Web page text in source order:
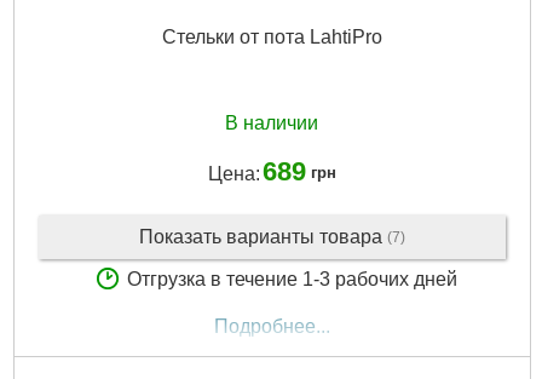
Стельки от пота LahtiPro
В наличии
Цена:689 грн
Показать варианты товара (7)
Отгрузка в течение 1-3 рабочих дней
Подробнее...